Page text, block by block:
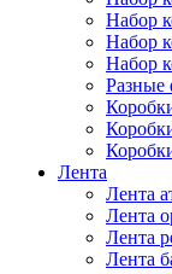
Набор
Набор
Набор
Лента
Лента
Лента
Лента
Лента